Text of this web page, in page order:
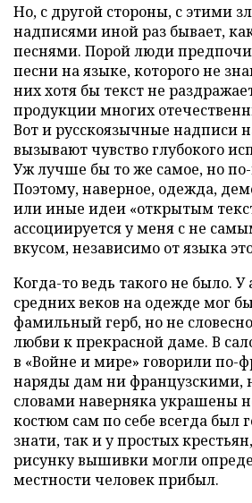
Но, с другой стороны, с этими
надписями иной раз бывает,
песнями. Порой люди
песни на языке, которого не
них хотя бы текст не
продукции многих
Вот и русскоязычные надписи
вызывают чувство глубокого
Уж лучше бы то же самое, но
Поэтому, наверное, одежда,
или иные идеи «открытым
ассоциируется у меня с не
вкусом, независимо от языка
Когда-то ведь такого не было. У
средних веков на одежде мог
фамильный герб, но не
любви к прекрасной даме. В
в «Войне и мире» говорили по-
наряды дам ни французскими,
словами наверняка украшены
костюм сам по себе всегда был
знати, так и у простых
рисунку вышивки могли
местности человек прибыл.